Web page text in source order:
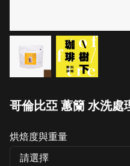
哥倫比亞 蕙籣 水洗處
烘焙度與重量